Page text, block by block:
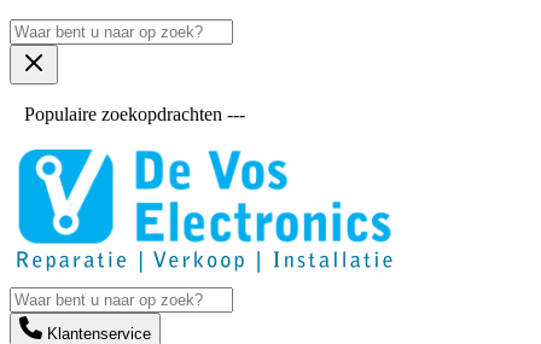
Populaire zoekopdrachten ---
Klantenservice